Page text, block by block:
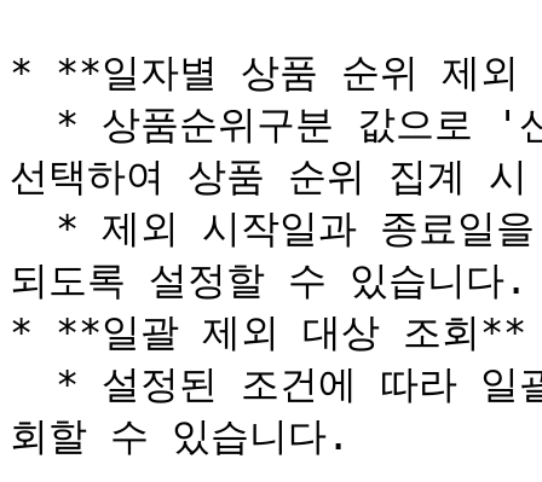
* **일자별 상품 순위 제외
선택하여 상품 순위 집계
되도록 설정할 수 있습니다.
* **일괄 제외 대상 조회**
회할 수 있습니다.